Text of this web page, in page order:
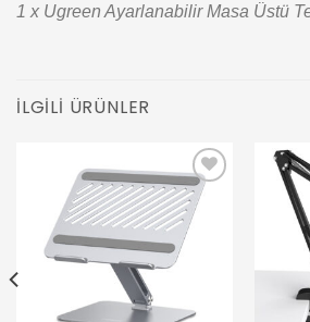
1 x Ugreen Ayarlanabilir Masa Üstü
İLGILI ÜRÜNLER
Add to
wishlist